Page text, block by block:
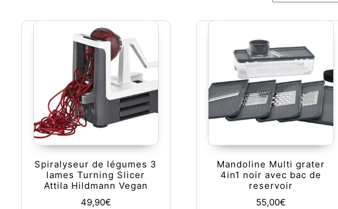
Spiralyseur de légumes 3
lames Turning Slicer
Attila Hildmann Vegan
49,90€
Mandoline Multi grater
4in1 noir avec bac de
reservoir
55,00€